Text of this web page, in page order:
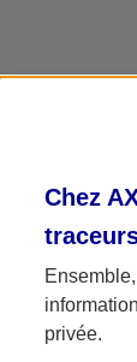
section précédente
Chez
privée.